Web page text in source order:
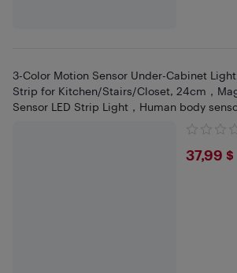
3-Color Motion Sensor Under-Cabinet
Strip for Kitchen/Stairs/Closet, 24cm，
Sensor LED Strip Light，Human body
37,99 $